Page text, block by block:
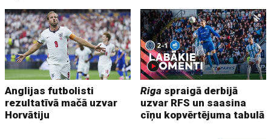
Anglijas futbolisti
rezultatīvā mačā uzvar
Horvātiju
Riga spraigā derbijā
uzvar RFS un saasina
cīņu kopvērtējuma tabulā